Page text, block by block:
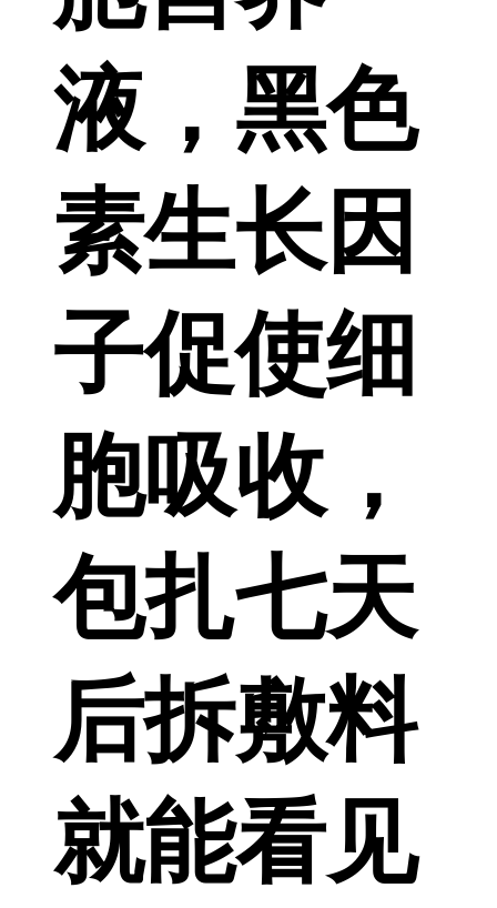
液，黑色
素生长因
子促使细
胞吸收，
包扎七天
后拆敷料
就能看见